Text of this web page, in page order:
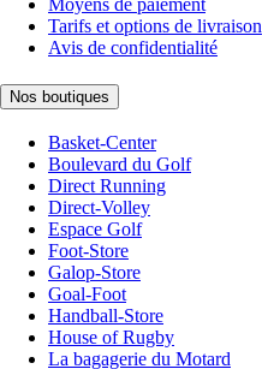
Moyens de paiement
Tarifs et options de livraison
Avis de confidentialité
Nos boutiques
Basket-Center
Boulevard du Golf
Direct Running
Direct-Volley
Espace Golf
Foot-Store
Galop-Store
Goal-Foot
Handball-Store
House of Rugby
La bagagerie du Motard